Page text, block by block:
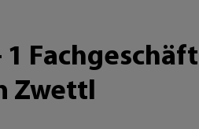
1
Zwettl